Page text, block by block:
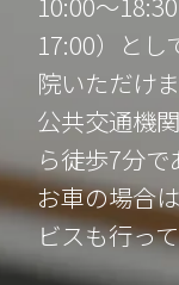
17:00）と
院いただけま
公共交通機
ら徒歩7分で
お車の場合
ビスも行っ